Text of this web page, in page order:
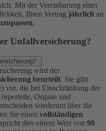
Mit der Vereinbarung einer
Ihren Vertrag jährlich an
.
Unfallversicherung?
wird der
beurteilt. Sie gibt
vor, die bei Einschränkung der
Organe und
wiederum über die
Sie einen vollständigen
dies einem Wert von 90